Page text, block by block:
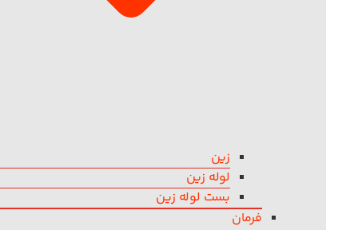
زین
لوله زین
بست لوله زین
فرمان